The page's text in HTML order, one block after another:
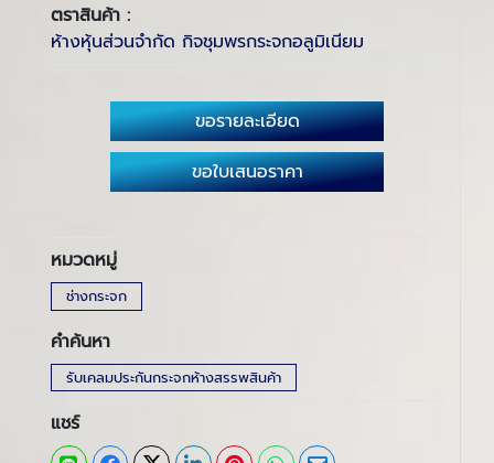
ตราสินค้า :
ห้างหุ้นส่วนจำกัด กิจชุมพรกระจกอลูมิเนียม
ขอรายละเอียด
ขอใบเสนอราคา
หมวดหมู่
ช่างกระจก
คำค้นหา
รับเคลมประกันกระจกห้างสรรพสินค้า
แชร์